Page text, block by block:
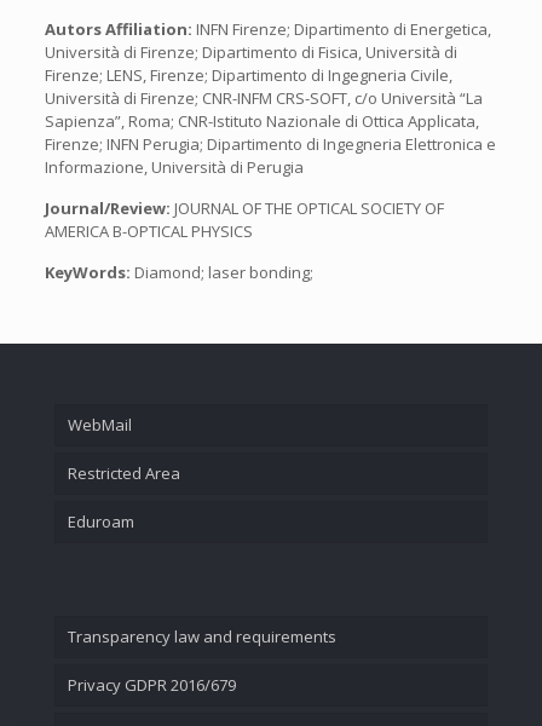
Autors Affiliation: INFN Firenze; Dipartimento di Energetica,
Università di Firenze; Dipartimento di Fisica, Università di
Firenze; LENS, Firenze; Dipartimento di Ingegneria Civile,
Università di Firenze; CNR-INFM CRS-SOFT, c/o Università “La
Sapienza”, Roma; CNR-Istituto Nazionale di Ottica Applicata,
Firenze; INFN Perugia; Dipartimento di Ingegneria Elettronica e
Informazione, Università di Perugia
Journal/Review: JOURNAL OF THE OPTICAL SOCIETY OF
AMERICA B-OPTICAL PHYSICS
KeyWords: Diamond; laser bonding;
WebMail
Restricted Area
Eduroam
Transparency law and requirements
Privacy GDPR 2016/679